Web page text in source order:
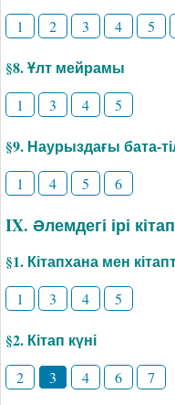
1 2 3 4 5
§8. Ұлт мейрамы
1 3 4 5
§9. Наурыздағы бата-
1 4 5 6
IX. Әлемдегі ірі
§1. Кітапхана мен
1 3 4 5
§2. Кітап күні
2 3 4 6 7